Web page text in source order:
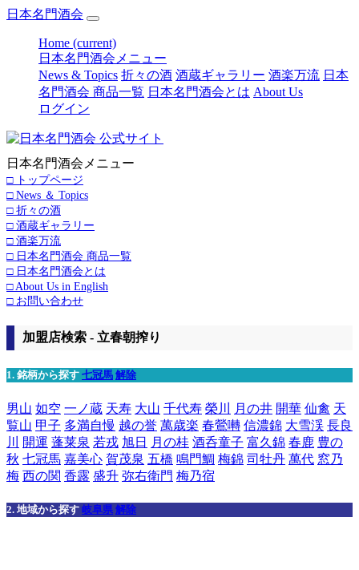
日本名門酒会
Home (current)
日本名門酒会メニュー
News & Topics 折々の酒 酒蔵ギャラリー 酒楽万流 日本
名門酒会 商品一覧 日本名門酒会とは About Us
ログイン
日本名門酒会メニュー
□ トップページ
□ News ＆ Topics
□ 折々の酒
□ 酒蔵ギャラリー
□ 酒楽万流
□ 日本名門酒会 商品一覧
□ 日本名門酒会とは
□ About Us in English
□ お問い合わせ
加盟店検索 - 立春朝搾り
1. 銘柄から探す 七冠馬 解除
男山 如空 一ノ蔵 天寿 大山 千代寿 榮川 月の井 開華 仙禽 天
覧山 甲子 多満自慢 越の誉 萬歳楽 春鶯囀 信濃錦 大雪渓 長良
川
開運 蓬莱泉 若戎 旭日 月の桂 酒呑童子 富久錦 春鹿 豊の
秋 七冠馬 嘉美心 賀茂泉 五橋 鳴門鯛 梅錦 司牡丹 萬代 窓乃
梅 西の関 香露 盛升 弥右衛門 梅乃宿
2. 地域から探す 岐阜県 解除